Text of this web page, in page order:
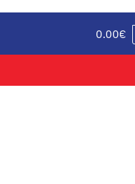
0.00€